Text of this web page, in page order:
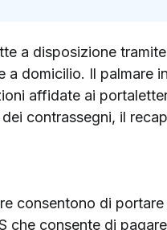
a disposizione
domicilio. Il palmare
affidate ai
contrassegni, il
consentono di portare
che consente di